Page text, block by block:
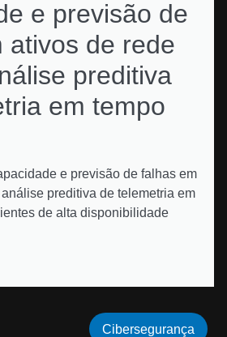
e previsão de
ativos de rede
preditiva
em tempo
e previsão de falhas em
preditiva de telemetria em
de alta disponibilidade
Cibersegurança